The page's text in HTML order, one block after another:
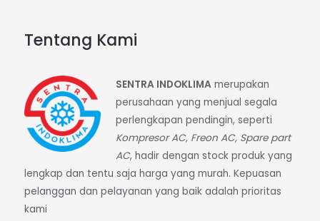
Tentang Kami
SENTRA INDOKLIMAmerupakan
perusahaan yang menjual segala
perlengkapan pendingin, seperti
Kompresor AC, Freon AC, Spare part
AC, hadir dengan stock produk yang
lengkap dan tentu saja harga yang murah. Kepuasan
pelanggan dan pelayanan yang baik adalah prioritas
kami